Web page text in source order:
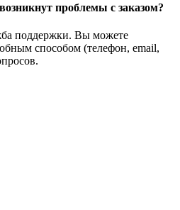
проблемы с заказом?
поддержки. Вы можете
способом (телефон, email,